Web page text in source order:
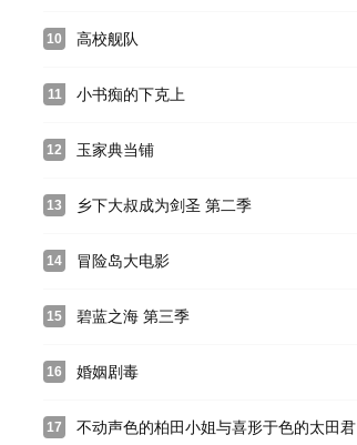
10 高校舰队
11 小书痴的下克上
12 玉家典当铺
13 乡下大叔成为剑圣 第二季
14 冒险岛大电影
15 碧蓝之海 第三季
16 婚姻剧毒
17 不动声色的柏田小姐与喜形于色的太田君